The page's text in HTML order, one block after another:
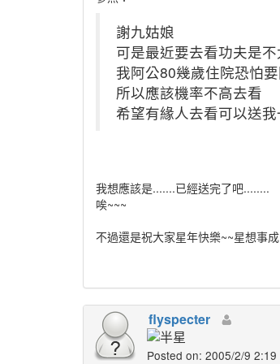
謝九姑娘
可是最近要去看功夫是
我阿公80幾歲住院恐怕
所以應該機率不高去看
希望有緣人去看可以送
我想應該是.......已經送完了吧........
唉~~~
不過還是祝大家星年快樂~~星想事
flyspecter
Posted on: 2005/2/9 2:19